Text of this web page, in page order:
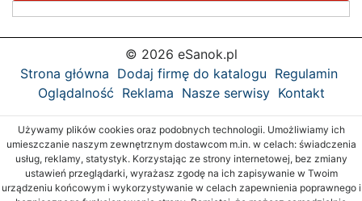
© 2026 eSanok.pl
Strona główna Dodaj firmę do katalogu Regulamin
Oglądalność Reklama Nasze serwisy Kontakt
Używamy plików cookies oraz podobnych technologii. Umożliwiamy ich
umieszczanie naszym zewnętrznym dostawcom m.in. w celach: świadczenia
usług, reklamy, statystyk. Korzystając ze strony internetowej, bez zmiany
ustawień przeglądarki, wyrażasz zgodę na ich zapisywanie w Twoim
urządzeniu końcowym i wykorzystywanie w celach zapewnienia poprawnego i